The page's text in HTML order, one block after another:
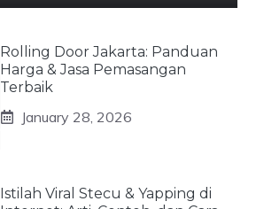
Rolling Door Jakarta: Panduan
Harga & Jasa Pemasangan
Terbaik
January 28, 2026
Istilah Viral Stecu & Yapping di